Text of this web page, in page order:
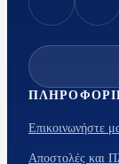
Επικοινωνήστε
Αποστολές και